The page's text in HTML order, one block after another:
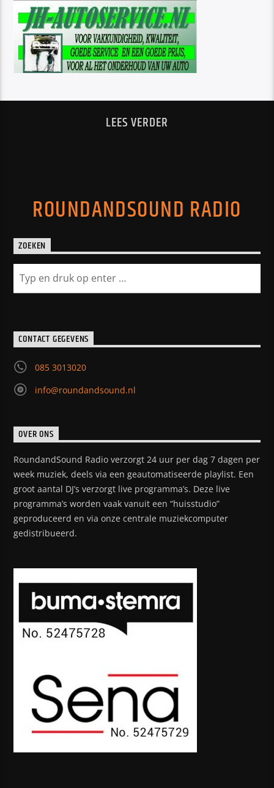
LEES VERDER
ROUNDANDSOUND RADIO
ZOEKEN
CONTACT GEGEVENS
085 3013020
info@roundandsound.nl
OVER ONS
RoundandSound Radio verzorgt 24 uur per dag 7 dagen per
week muziek, deels via een geautomatiseerde playlist. Een
groot aantal DJ’s verzorgt live programma’s. Deze live
programma’s worden vaak vanuit een “huisstudio”
geproduceerd en via onze centrale muziekcomputer
gedistribueerd.